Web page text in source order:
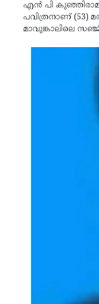
എന്‍ പി
പവിത്രനാണ് (53)
മാവുങ്കാലിലെ